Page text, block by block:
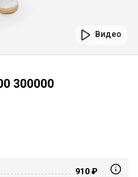
Видео
300000
910 ₽